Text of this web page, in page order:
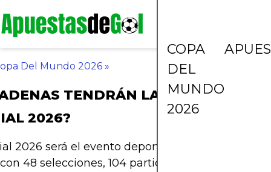
COPA
DEL
MUNDO
2026
Del Mundo 2026 »
TENDRÁN LA
2026?
2026 será el evento deportivo más grande de
48 selecciones, 104 partidos y transmisiones